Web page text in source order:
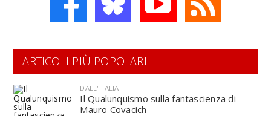
ARTICOLI PIÙ POPOLARI
DALL'ITALIA
Il Qualunquismo sulla fantascienza di
Mauro Covacich